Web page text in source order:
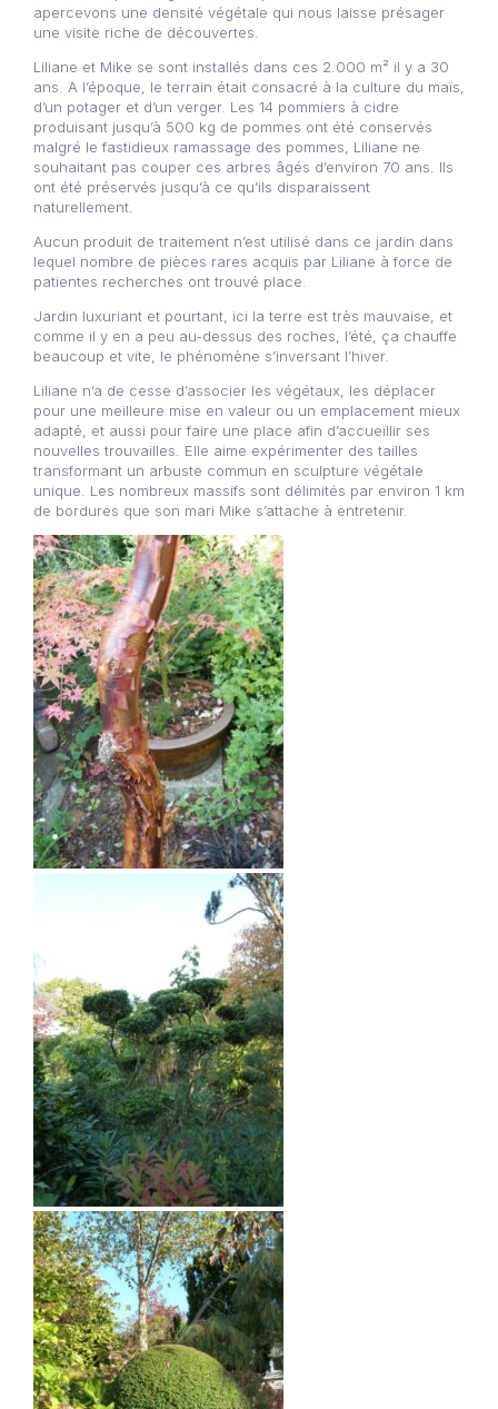
apercevons une densité végétale qui nous laisse présager
une visite riche de découvertes.
Liliane et Mike se sont installés dans ces 2.000 m² il y a 30
ans. A l’époque, le terrain était consacré à la culture du maïs,
d’un potager et d’un verger. Les 14 pommiers à cidre
produisant jusqu’à 500 kg de pommes ont été conservés
malgré le fastidieux ramassage des pommes, Liliane ne
souhaitant pas couper ces arbres âgés d’environ 70 ans. Ils
ont été préservés jusqu’à ce qu’ils disparaissent
naturellement.
Aucun produit de traitement n’est utilisé dans ce jardin dans
lequel nombre de pièces rares acquis par Liliane à force de
patientes recherches ont trouvé place.
Jardin luxuriant et pourtant, ici la terre est très mauvaise, et
comme il y en a peu au-dessus des roches, l’été, ça chauffe
beaucoup et vite, le phénomène s’inversant l’hiver.
Liliane n’a de cesse d’associer les végétaux, les déplacer
pour une meilleure mise en valeur ou un emplacement mieux
adapté, et aussi pour faire une place afin d’accueillir ses
nouvelles trouvailles. Elle aime expérimenter des tailles
transformant un arbuste commun en sculpture végétale
unique. Les nombreux massifs sont délimités par environ 1 km
de bordures que son mari Mike s’attache à entretenir.